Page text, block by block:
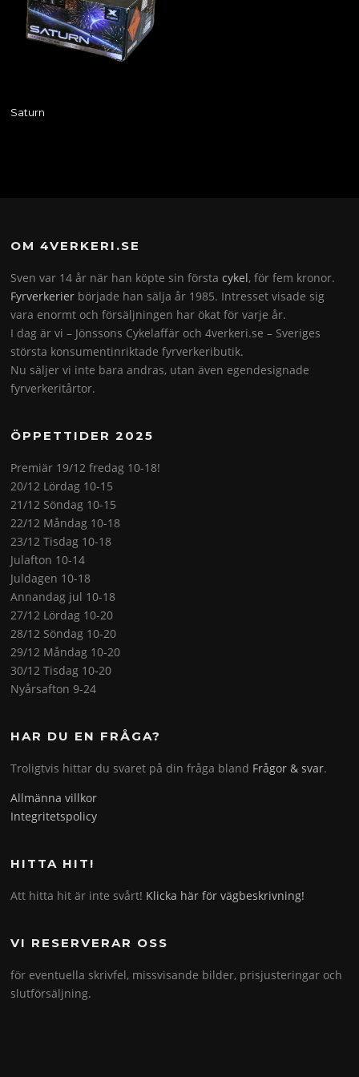
Saturn
OM 4VERKERI.SE
Sven var 14 år när han köpte sin förstacykel, för fem kronor.
Fyrverkerier började han sälja år 1985. Intresset visade sig
vara enormt och försäljningen har ökat för varje år.
I dag är vi – Jönssons Cykelaffär och 4verkeri.se – Sveriges
största konsumentinriktade fyrverkeributik.
Nu säljer vi inte bara andras, utan även egendesignade
fyrverkeritårtor.
ÖPPETTIDER 2025
Premiär 19/12 fredag 10-18!
20/12 Lördag 10-15
21/12 Söndag 10-15
22/12 Måndag 10-18
23/12 Tisdag 10-18
Julafton 10-14
Juldagen 10-18
Annandag jul 10-18
27/12 Lördag 10-20
28/12 Söndag 10-20
29/12 Måndag 10-20
30/12 Tisdag 10-20
Nyårsafton 9-24
HAR DU EN FRÅGA?
Troligtvis hittar du svaret på din fråga bland Frågor & svar.
Allmänna villkor
Integritetspolicy
HITTA HIT!
Att hitta hit är inte svårt! Klicka här för vägbeskrivning!
VI RESERVERAR OSS
för eventuella skrivfel, missvisande bilder, prisjusteringar och
slutförsäljning.